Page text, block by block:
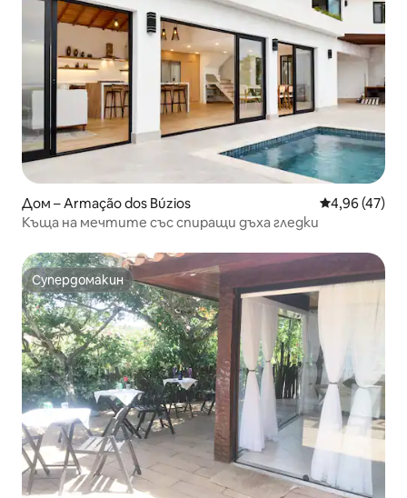
Дом – Armação dos Búzios Средна
4,96 (47)
Къща на мечтите със спиращи дъха гледки
Супердомакин
Супердомакин